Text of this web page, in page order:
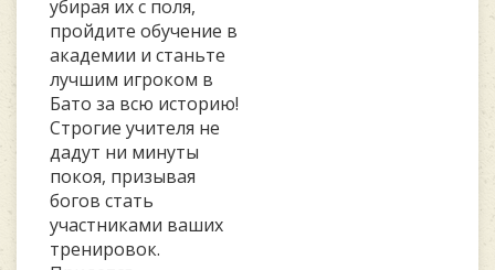
убирая их с поля,
пройдите обучение в
академии и станьте
лучшим игроком в
Бато за всю историю!
Строгие учителя не
дадут ни минуты
покоя, призывая
богов стать
участниками ваших
тренировок.